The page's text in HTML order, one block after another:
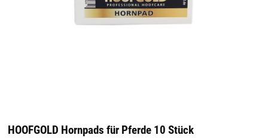
HOOFGOLD Hornpads für Pferde 10 Stück